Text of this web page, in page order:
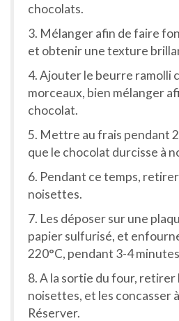
chocolats.
3. Mélanger afin de faire
et obtenir une texture
4. Ajouter le beurre ramolli
morceaux, bien mélanger
chocolat.
5. Mettre au frais pendant
que le chocolat durcisse à
6. Pendant ce temps,
noisettes.
7. Les déposer sur une
papier sulfurisé, et
220°C, pendant 3-4
8. A la sortie du four, retirer
noisettes, et les concasser à
Réserver.